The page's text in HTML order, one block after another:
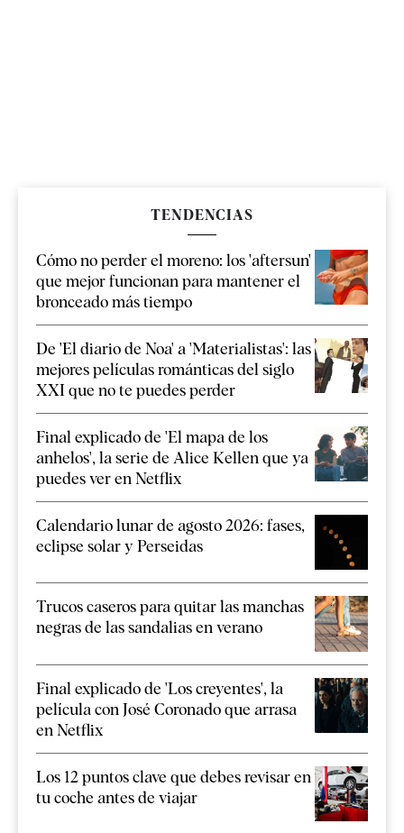
TENDENCIAS
Cómo no perder el moreno: los 'aftersun'
que mejor funcionan para mantener el
bronceado más tiempo
De 'El diario de Noa' a 'Materialistas': las
mejores películas románticas del siglo
XXI que no te puedes perder
Final explicado de 'El mapa de los
anhelos', la serie de Alice Kellen que ya
puedes ver en Netflix
Calendario lunar de agosto 2026: fases,
eclipse solar y Perseidas
Trucos caseros para quitar las manchas
negras de las sandalias en verano
Final explicado de 'Los creyentes', la
película con José Coronado que arrasa
en Netflix
Los 12 puntos clave que debes revisar en
tu coche antes de viajar